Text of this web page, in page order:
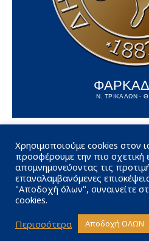
Ν. ΤΡΙΚΑΛΩΝ -
Χρησιμοποιούμε cookies στον
προσφέρουμε την πιο σχετική
απομνημονεύοντας τις
επαναλαμβανόμενες
"Αποδοχή όλων", συναινείτε
cookies.
Περισσότερα
Αποδοχή ΟΛΩΝ